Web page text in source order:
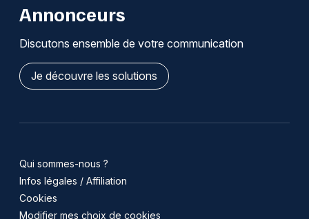
Annonceurs
Discutons ensemble de votre communication
Je découvre les solutions
Qui sommes-nous ?
Infos légales / Affiliation
Cookies
Modifier mes choix de cookies